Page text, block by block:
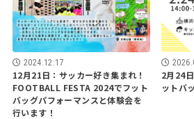
2024.12.17
12月21日：サッカー好き集まれ！
FOOTBALL FESTA 2024でフット
バッグパフォーマンスと体験会を
行います！
2月24
ットバ